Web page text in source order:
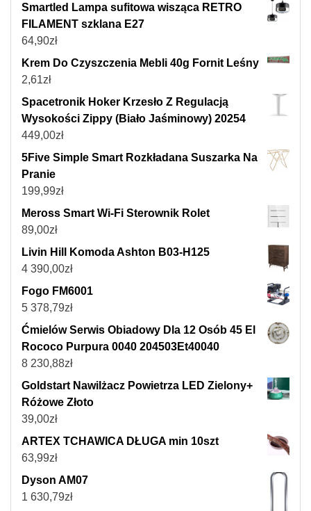
Smartled Lampa sufitowa wisząca RETRO
FILAMENT szklana E27
64,90zł
Krem Do Czyszczenia Mebli 40g Fornit Leśny
2,61zł
Spacetronik Hoker Krzesło Z Regulacją
Wysokości Zippy (Biało Jaśminowy) 20254
449,00zł
5Five Simple Smart Rozkładana Suszarka Na
Pranie
199,99zł
Meross Smart Wi-Fi Sterownik Rolet
89,00zł
Livin Hill Komoda Ashton B03-H125
4 390,00zł
Fogo FM6001
5 378,79zł
Ćmielów Serwis Obiadowy Dla 12 Osób 45 El
Rococo Purpura 0040 204503Et40040
8 230,88zł
Goldstart Nawilżacz Powietrza LED Zielony+
Różowe Złoto
39,00zł
ARTEX TCHAWICA DŁUGA min 10szt
63,99zł
Dyson AM07
1 630,79zł